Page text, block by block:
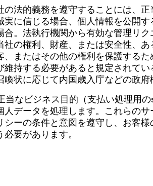
の法的義務を遵守することには、
実に信じる場合、個人情報を公開
合。法執行機関から有効な管理リ
社の権利、財産、または安全性、
、またはその他の権利を保護する
維持する必要があると規定されて
喚状に応じて内国歳入庁などの政府
当なビジネス目的（支払い処理用
人データを処理します。これらの
シーの条件と意図を遵守し、お客
要があります。